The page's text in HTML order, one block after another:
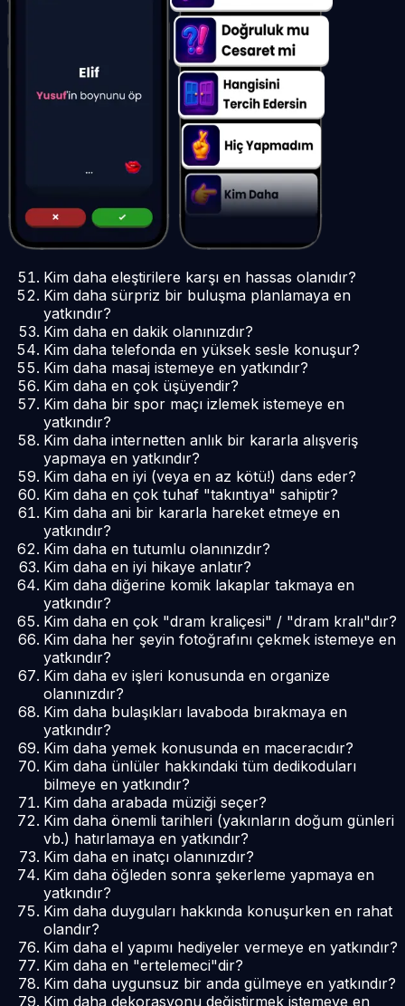
Kim daha eleştirilere karşı en hassas olanıdır?
Kim daha sürpriz bir buluşma planlamaya en
yatkındır?
Kim daha en dakik olanınızdır?
Kim daha telefonda en yüksek sesle konuşur?
Kim daha masaj istemeye en yatkındır?
Kim daha en çok üşüyendir?
Kim daha bir spor maçı izlemek istemeye en
yatkındır?
Kim daha internetten anlık bir kararla alışveriş
yapmaya en yatkındır?
Kim daha en iyi (veya en az kötü!) dans eder?
Kim daha en çok tuhaf "takıntıya" sahiptir?
Kim daha ani bir kararla hareket etmeye en
yatkındır?
Kim daha en tutumlu olanınızdır?
Kim daha en iyi hikaye anlatır?
Kim daha diğerine komik lakaplar takmaya en
yatkındır?
Kim daha en çok "dram kraliçesi" / "dram kralı"dır?
Kim daha her şeyin fotoğrafını çekmek istemeye en
yatkındır?
Kim daha ev işleri konusunda en organize
olanınızdır?
Kim daha bulaşıkları lavaboda bırakmaya en
yatkındır?
Kim daha yemek konusunda en maceracıdır?
Kim daha ünlüler hakkındaki tüm dedikoduları
bilmeye en yatkındır?
Kim daha arabada müziği seçer?
Kim daha önemli tarihleri (yakınların doğum günleri
vb.) hatırlamaya en yatkındır?
Kim daha en inatçı olanınızdır?
Kim daha öğleden sonra şekerleme yapmaya en
yatkındır?
Kim daha duyguları hakkında konuşurken en rahat
olandır?
Kim daha el yapımı hediyeler vermeye en yatkındır?
Kim daha en "ertelemeci"dir?
Kim daha uygunsuz bir anda gülmeye en yatkındır?
Kim daha dekorasyonu değiştirmek istemeye en